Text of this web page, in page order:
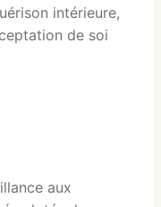
intérieure,
de soi
aux